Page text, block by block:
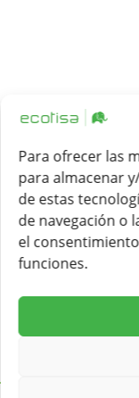
Para ofrecer las
para almacenar
de estas
de navegación o
el
funciones.